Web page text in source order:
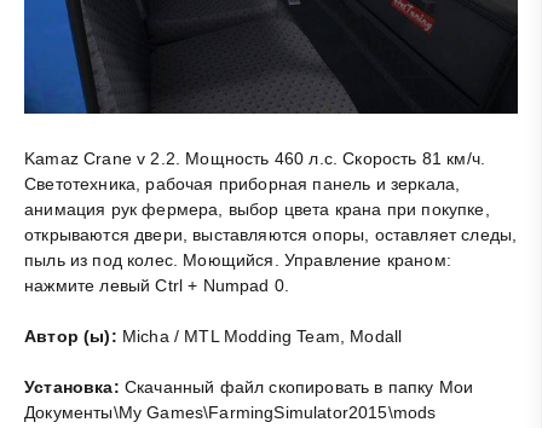
Kamaz Crane v 2.2. Мощность 460 л.с. Скорость 81 км/ч.
Светотехника, рабочая приборная панель и зеркала,
анимация рук фермера, выбор цвета крана при покупке,
открываются двери, выставляются опоры, оставляет следы,
пыль из под колес. Моющийся. Управление краном:
нажмите левый Ctrl + Numpad 0.
Автор (ы): Micha / MTL Modding Team, Modall
Установка: Скачанный файл скопировать в папку Мои
Документы\My Games\FarmingSimulator2015\mods